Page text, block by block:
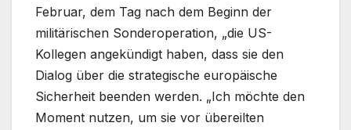
Februar, dem Tag nach dem Beginn der
militärischen Sonderoperation, „die US-
Kollegen angekündigt haben, dass sie den
Dialog über die strategische europäische
Sicherheit beenden werden. „Ich möchte den
Moment nutzen, um sie vor übereilten